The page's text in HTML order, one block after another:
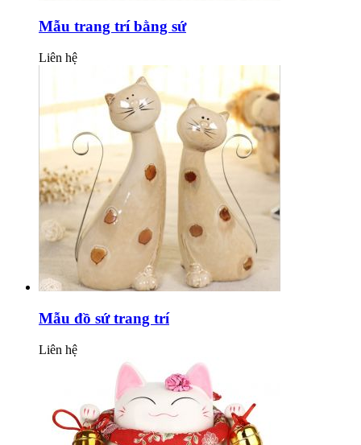
Mẫu trang trí bằng sứ
Liên hệ
Mẫu đồ sứ trang trí
Liên hệ